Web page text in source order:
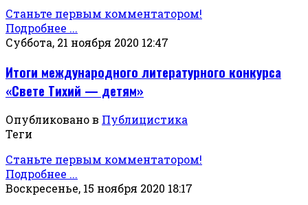
Станьте первым комментатором!
Подробнее ...
Суббота, 21 ноября 2020 12:47
Итоги международного литературного конкурса
«Свете Тихий — детям»
Опубликовано в Публицистика
Теги
Станьте первым комментатором!
Подробнее ...
Воскресенье, 15 ноября 2020 18:17